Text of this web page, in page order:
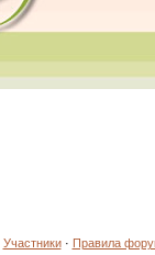
Участники· Правила